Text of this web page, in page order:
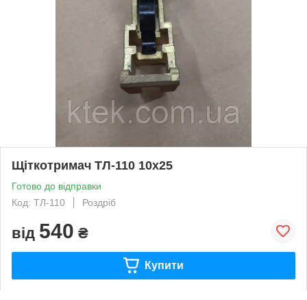
Щіткотримач ТЛ-110 10х25
Готово до відправки
Код: ТЛ-110
Роздріб
від 540 ₴
Купити